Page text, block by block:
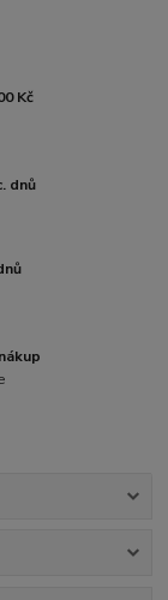
Kč
dnů